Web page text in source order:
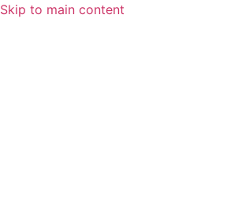
Skip to main content